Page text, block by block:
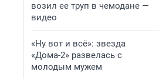
возил ее труп в чемодане —
видео
«Ну вот и всё»: звезда
«Дома-2» развелась с
молодым мужем